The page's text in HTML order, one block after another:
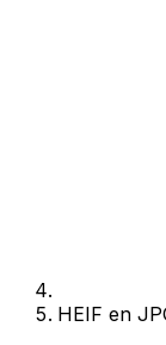
HEIF en